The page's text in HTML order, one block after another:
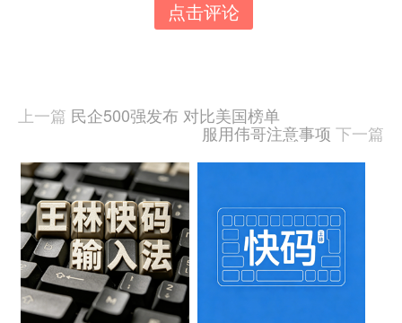
本
于
20
发
布,
被
阅
读
1597
次
点击评论
上一篇 民企500强发布 对比美国榜单
服用伟哥注意事项 下一篇
相
关
文
章
“自
噬